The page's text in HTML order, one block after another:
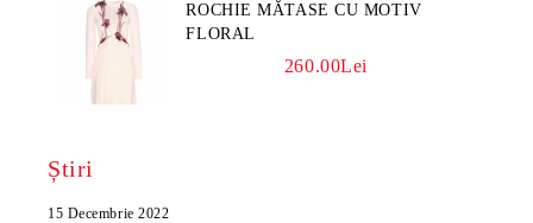
ROCHIE MĂTASE CU MOTIV
FLORAL
260.00Lei
Știri
15 Decembrie 2022